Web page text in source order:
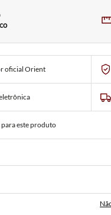
oficial Orient
para este produto